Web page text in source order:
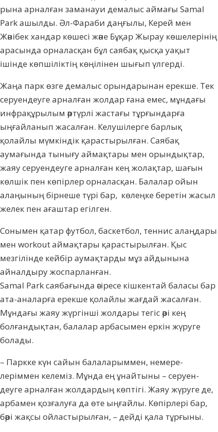
рына арналған заманауи демалыс аймағы Samal
Park ашылды. Әл-Фараби даңғылы, Керей мен
Жәнібек хандар көшесі және Бұ­қар Жырау көшелерінің
арасында орна­лас­қан бұл саябақ қысқа уақыт
ішінде көп­ші­лік­тің көңілінен шығып үлгерді.
Жаңа парк өзге демалыс орындарынан ерек­ше. Тек
серуендеуге арналған жолдар ға­на емес, мұндағы
инфрақұрылым әртүрлі жас­тағы тұрғындарға
ыңғайланып жасалған. Келу­шілерге барлық
қолайлы мүмкіндік қарас­тырылған. Саябақ
аумағында тынығу ай­мақтары мен орындықтар,
жаяу серуен­деуге арналған кең жолақтар, шағын
көлшік пен көпірлер орналасқан. Балалар ойын
алаңының бірнеше түрі бар, көлеңке беретін жасыл
желек пен ағаштар егілген.
Сонымен қатар футбол, баскетбол, тен­нис алаңдары
мен workout аймақтары қарас­тырылған. Қыс
мезгілінде кейбір аумақтарды мұз айдынына
айналдыру жоспарланған.
Samal Park саябағында әсіресе кішкентай ба­ласы бар
ата-аналарға ерекше қолайлы жағ­дай жасалған.
Мұндағы жаяу жүргінші жол­дары тегіс әрі кең
болғандықтан, балалар ар­басымен еркін жүруге
болады.
– Паркке күн сайын балаларыммен, не­мере­
леріммен келеміз. Мұнда ең ұнайтыны – серуен­
деуге арналған жолдардың көптігі. Жаяу жүруге де,
арбамен қозғалуға да өте ың­ғайлы. Көпірлері бар,
бәрі жақсы ой­лас­тырылған, – дейді қала тұрғыны.